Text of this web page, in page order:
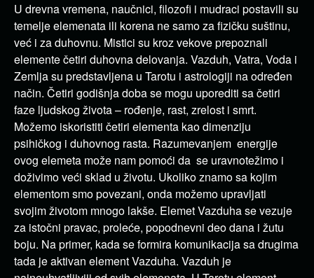
U drevna vremena, naučnici, filozofi i mudraci postavili su
temelje elemenata ili korena ne samo za fizičku suštinu,
već i za duhovnu. Mistici su kroz vekove prepoznali
elemente četiri duhovna delovanja. Vazduh, Vatra, Voda i
Zemlja su predstavljena u Tarotu i astrologiji na određen
način. Četiri godišnja doba se mogu uporediti sa četiri
faze ljudskog života – rođenje, rast, zrelost i smrt.
Možemo iskoristiti četiri elementa kao dimenziju
psihičkog i duhovnog rasta. Razumevanjem energije
ovog elemeta može nam pomoći da se uravnotežimo i
doživimo veći sklad u životu. Ukoliko znamo sa kojim
elementom smo povezani, onda možemo upravljati
svojim životom mnogo lakše. Elemet Vazduha se vezuje
za istočni pravac, proleće, popodnevni deo dana i žutu
boju. Na primer, kada se formira komunikacija sa drugima
tada je aktivan element Vazduha. Vazduh je